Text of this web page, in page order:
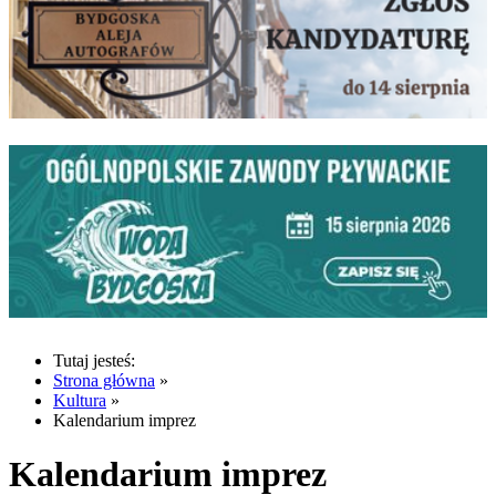
Tutaj jesteś:
Strona główna »
Kultura »
Kalendarium imprez
Kalendarium imprez